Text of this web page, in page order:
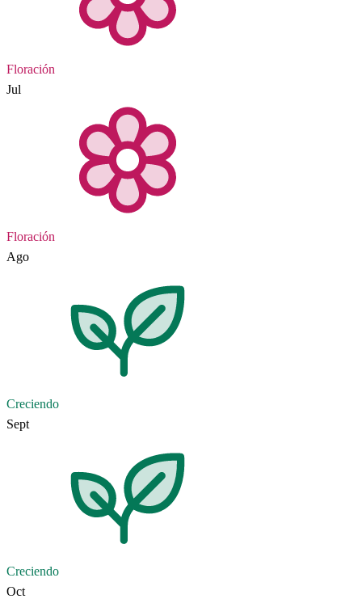
Floración
Jul
Floración
Ago
Creciendo
Sept
Creciendo
Oct